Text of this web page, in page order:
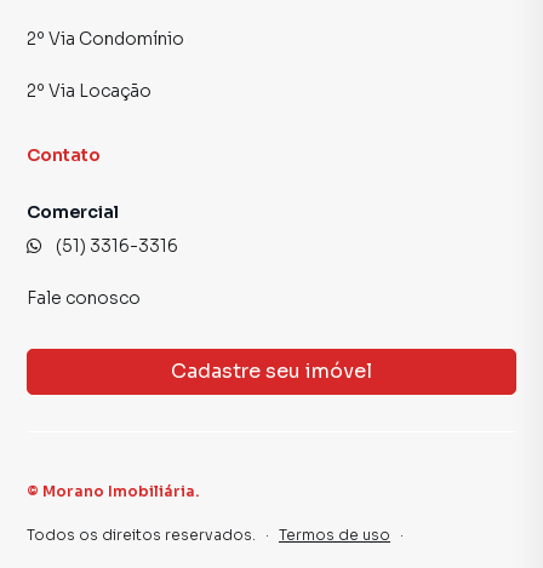
2º Via Condomínio
2º Via Locação
Contato
Comercial
(51) 3316-3316
Fale conosco
Cadastre seu imóvel
© Morano Imobiliária.
Todos os direitos reservados. · Termos de uso ·